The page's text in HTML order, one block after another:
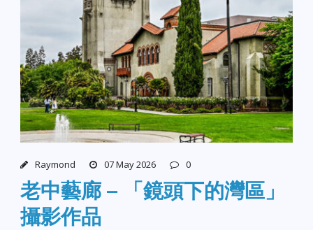
Raymond 07 May 2026 0
老中藝廊 – 「鏡頭下的灣區」
攝影作品